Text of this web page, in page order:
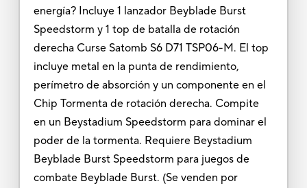
energía? Incluye 1 lanzador Beyblade Burst
Speedstorm y 1 top de batalla de rotación
derecha Curse Satomb S6 D71 TSP06-M. El top
incluye metal en la punta de rendimiento,
perímetro de absorción y un componente en el
Chip Tormenta de rotación derecha. Compite
en un Beystadium Speedstorm para dominar el
poder de la tormenta. Requiere Beystadium
Beyblade Burst Speedstorm para juegos de
combate Beyblade Burst. (Se venden por